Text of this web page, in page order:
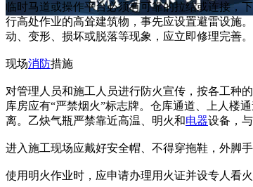
临时马道或操作平台必须有可靠的拉结或连接，
行高处作业的高耸建筑物，事先应设置避雷设施
动、变形、损坏或脱落等现象，应立即修理完善。
现场消防措施
对管理人员和施工人员进行防火宣传，按各工种
库房应有“严禁烟火”标志牌。仓库通道、上人楼
离。乙炔气瓶严禁靠近高温、明火和电器设备，
进入施工现场应戴好安全帽、不得穿拖鞋，外脚
使用明火作业时，应申请办理用火证并设专人看